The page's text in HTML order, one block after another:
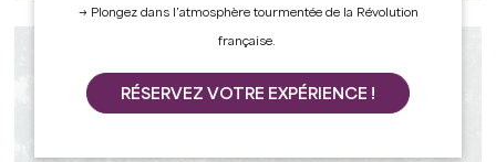
→ Plongez dans l’atmosphère tourmentée de la Révolution
française.
RÉSERVEZ VOTRE EXPÉRIENCE !